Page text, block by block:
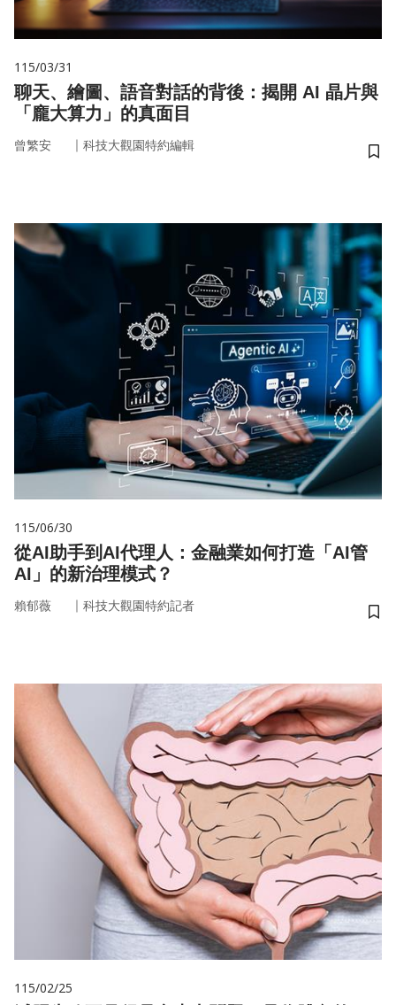
115/03/31
聊天、繪圖、語音對話的背後：揭開 AI 晶片與
「龐大算力」的真面目
曾繁安 ｜ 科技大觀園特約編輯
儲
115/06/30
從AI助手到AI代理人：金融業如何打造「AI管
AI」的新治理模式？
賴郁薇 ｜ 科技大觀園特約記者
儲
115/02/25